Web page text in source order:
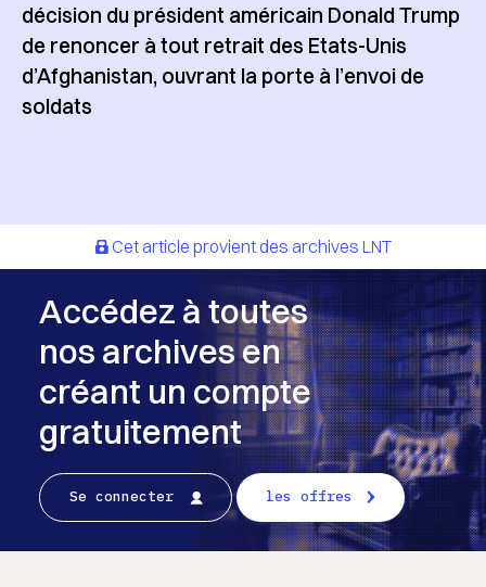
décision du président américain Donald Trump
de renoncer à tout retrait des Etats-Unis
d’Afghanistan, ouvrant la porte à l’envoi de
soldats
Cet article provient des archives LNT
Accédez à toutes
nos archives en
créant un compte
gratuitement
Se connecter les offres